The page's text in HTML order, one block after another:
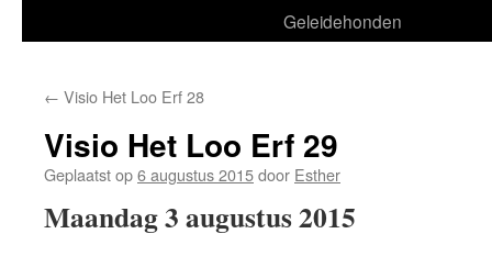
Geleidehonden
← Visio Het Loo Erf 28
Visio Het Loo Erf 29
Geplaatst op6 augustus 2015door Esther
Maandag 3 augustus 2015